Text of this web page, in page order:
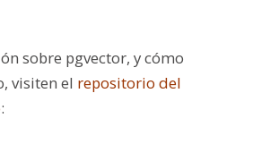
sobre pgvector, y cómo
visiten el repositorio del
: